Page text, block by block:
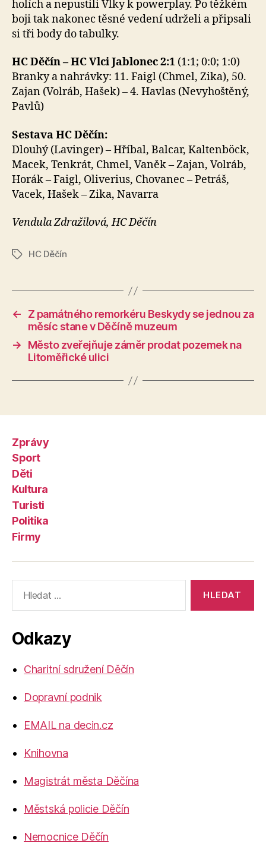
holích a nepustili Vlky k powerplay. Po těžkém
boji tak nakonec těsné vedení udrželi a připsali
si tři body do tabulky.
HC Děčín – HC Vlci Jablonec 2:1 (1:1; 0:0; 1:0)
Branky a nahrávky: 11. Faigl (Chmel, Zika), 50.
Zajan (Volráb, Hašek) – 4. Havlas (Nevyhoštěný,
Pavlů)
Sestava HC Děčín:
Dlouhý (Lavinger) – Hříbal, Balcar, Kaltenböck,
Macek, Tenkrát, Chmel, Vaněk – Zajan, Volráb,
Horák – Faigl, Oliverius, Chovanec – Petráš,
Vacek, Hašek – Zika, Navarra
Vendula Zdražilová, HC Děčín
ŠtítkyHC Děčín
←
Z památného remorkéru Beskydy se jednou za
měsíc stane v Děčíně muzeum
→
Město zveřejňuje záměr prodat pozemek na
Litoměřické ulici
Zprávy
Sport
Děti
Kultura
Turisti
Politika
Firmy
vyhledávání:
Odkazy
Charitní sdružení Děčín
Dopravní podnik
EMAIL na decin.cz
Knihovna
Magistrát města Děčína
Městská policie Děčín
Nemocnice Děčín